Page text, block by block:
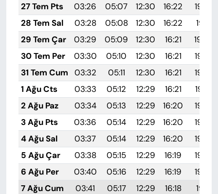
27 Tem Pts
03:26 05:07 12:30 16:22
19:42
28 Tem Sal
03:28 05:08 12:30 16:22
19:41
29 Tem Çar
03:29 05:09 12:30 16:21
19:40
30 Tem Per
03:30 05:10 12:30 16:21
19:39
31 Tem Cum
03:32 05:11 12:30 16:21
19:38
1 Ağu Cts
03:33 05:12 12:29 16:21
19:37
2 Ağu Paz
03:34 05:13 12:29 16:20
19:36
3 Ağu Pts
03:36 05:14 12:29 16:20
19:35
4 Ağu Sal
03:37 05:14 12:29 16:20
19:34
5 Ağu Çar
03:38 05:15 12:29 16:19
19:33
6 Ağu Per
03:40 05:16 12:29 16:19
19:32
7 Ağu Cum
03:41 05:17 12:29 16:18
19:31